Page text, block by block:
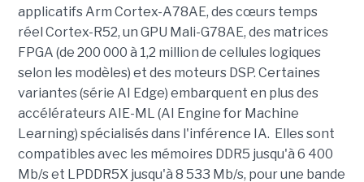
applicatifs Arm Cortex-A78AE, des cœurs temps
réel Cortex-R52, un GPU Mali-G78AE, des matrices
FPGA (de 200 000 à 1,2 million de cellules logiques
selon les modèles) et des moteurs DSP. Certaines
variantes (série AI Edge) embarquent en plus des
accélérateurs AIE-ML (AI Engine for Machine
Learning) spécialisés dans l'inférence IA. Elles sont
compatibles avec les mémoires DDR5 jusqu'à 6 400
Mb/s et LPDDR5X jusqu'à 8 533 Mb/s, pour une bande